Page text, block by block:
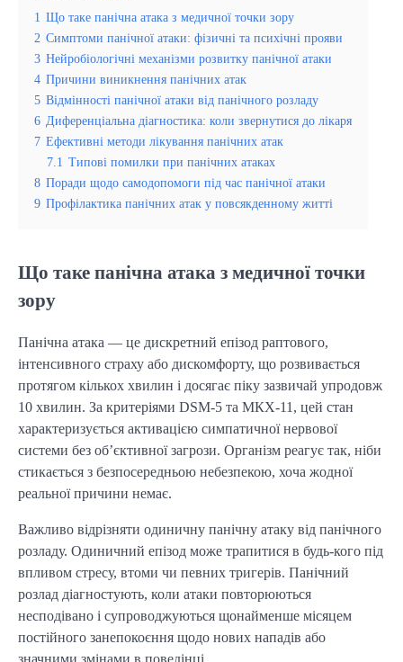
1 Що таке панічна атака з медичної точки зору
2 Симптоми панічної атаки: фізичні та психічні прояви
3 Нейробіологічні механізми розвитку панічної атаки
4 Причини виникнення панічних атак
5 Відмінності панічної атаки від панічного розладу
6 Диференціальна діагностика: коли звернутися до лікаря
7 Ефективні методи лікування панічних атак
7.1 Типові помилки при панічних атаках
8 Поради щодо самодопомоги під час панічної атаки
9 Профілактика панічних атак у повсякденному житті
Що таке панічна атака з медичної точки
зору
Панічна атака — це дискретний епізод раптового,
інтенсивного страху або дискомфорту, що розвивається
протягом кількох хвилин і досягає піку зазвичай упродовж
10 хвилин. За критеріями DSM-5 та МКХ-11, цей стан
характеризується активацією симпатичної нервової
системи без об’єктивної загрози. Організм реагує так, ніби
стикається з безпосередньою небезпекою, хоча жодної
реальної причини немає.
Важливо відрізняти одиничну панічну атаку від панічного
розладу. Одиничний епізод може трапитися в будь-кого під
впливом стресу, втоми чи певних тригерів. Панічний
розлад діагностують, коли атаки повторюються
несподівано і супроводжуються щонайменше місяцем
постійного занепокоєння щодо нових нападів або